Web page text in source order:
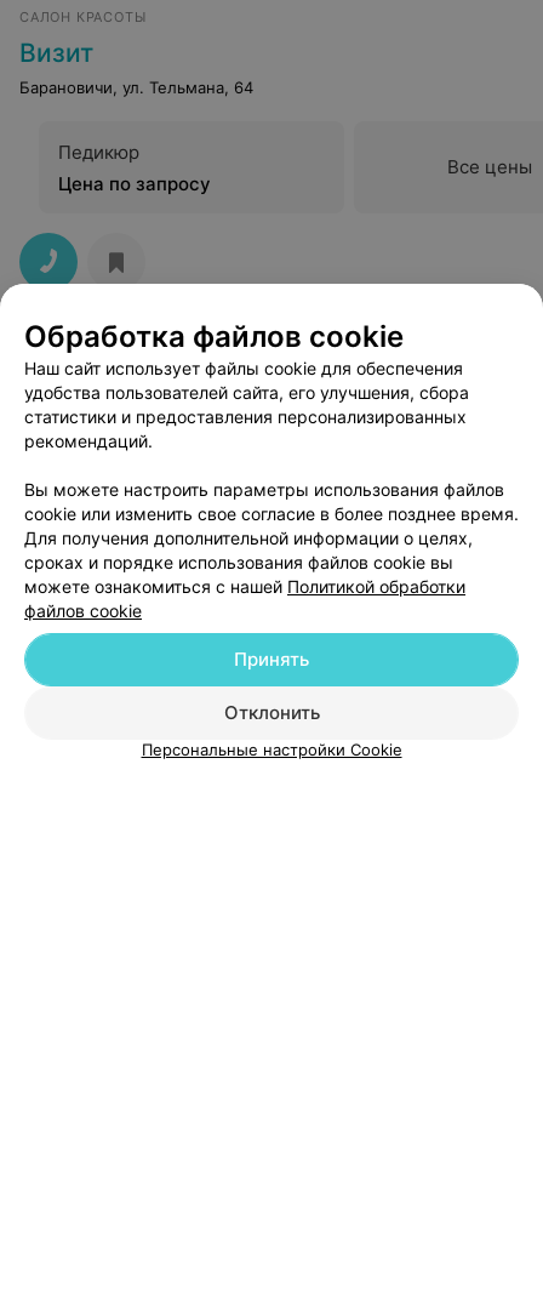
САЛОН КРАСОТЫ
Визит
Барановичи, ул. Тельмана, 64
Педикюр
Цена по запросу
Все цены
Добавить компанию
Обработка файлов cookie
Наш сайт использует файлы cookie для обеспечения
удобства пользователей сайта, его улучшения, сбора
статистики и предоставления персонализированных
рекомендаций.
Вы можете настроить параметры использования файлов
cookie или изменить свое согласие в более позднее время.
Для получения дополнительной информации о целях,
сроках и порядке использования файлов cookie вы
можете ознакомиться с нашей Политикой обработки
файлов cookie
Отклонить
Принять
Персональные настройки Cookie